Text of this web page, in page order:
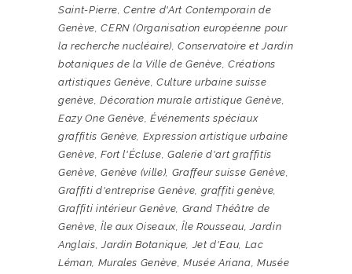
Saint-Pierre,Centre d'Art Contemporain de
Genève,CERN (Organisation européenne pour
la recherche nucléaire),Conservatoire et Jardin
botaniques de la Ville de Genève,Créations
artistiques Genève,Culture urbaine suisse
genève,Décoration murale artistique Genève,
Eazy One Genève,Événements spéciaux
graffitis Genève, Expression artistique urbaine
Genève,Fort l'Écluse, Galerie d'art graffitis
Genève,Genève (ville), Graffeur suisse Genève,
Graffiti d'entreprise Genève, graffiti genève,
Graffiti intérieur Genève, Grand Théâtre de
Genève,Île aux Oiseaux,Île Rousseau,Jardin
Anglais,Jardin Botanique,Jet d'Eau, Lac
Léman, Murales Genève, Musée Ariana,Musée